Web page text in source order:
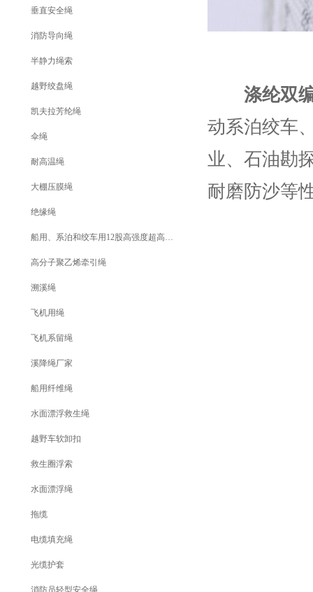
垂直安全绳
消防导向绳
半静力绳索
越野绞盘绳
凯夫拉芳纶绳
伞绳
耐高温绳
大棚压膜绳
绝缘绳
船用、系泊和绞车用12股高强度超高分子量聚乙烯牵引绳
高分子聚乙烯牵引绳
溯溪绳
飞机用绳
飞机系留绳
溪降绳厂家
船用纤维绳
水面漂浮救生绳
越野车软卸扣
救生圈浮索
水面漂浮绳
拖缆
电缆填充绳
光缆护套
消防员轻型安全绳
涤纶双
动系泊绞车
业、石油勘
耐磨防沙等